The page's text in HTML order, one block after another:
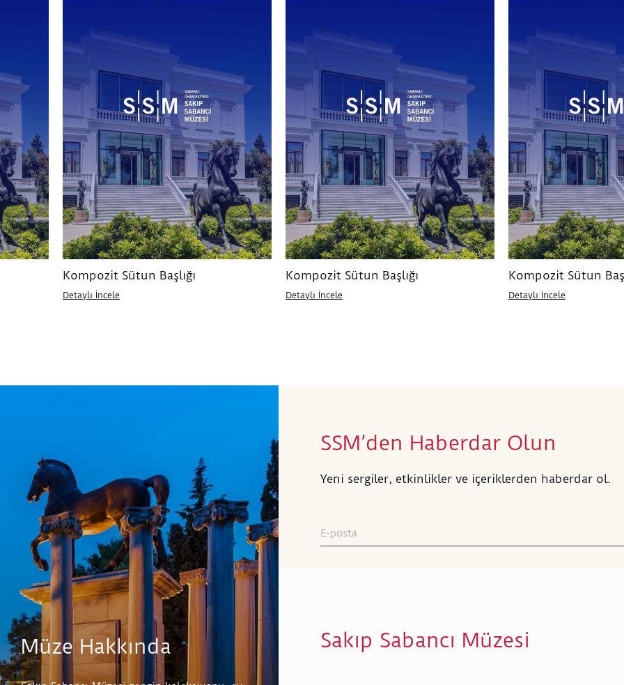
Kompozit Sütun Başlığı
Detaylı İncele
Kompozit Sütun Başlığı
Detaylı İncele
Kompozit Sütun
Detaylı İncele
Müze Hakkında
SSM’den Haberdar Olun
Yeni sergiler, etkinlikler ve içeriklerden haberdar ol.
Sakıp Sabancı Müzesi